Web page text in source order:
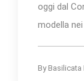
oggi dal
modella
By Basilicata